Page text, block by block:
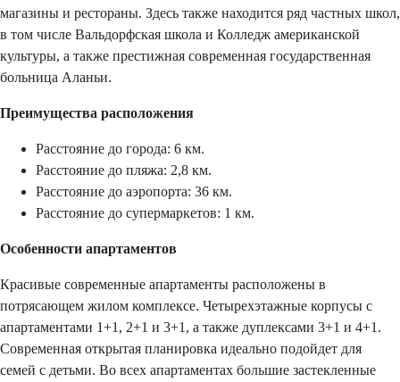
магазины и рестораны. Здесь также находится ряд частных школ,
в том числе Вальдорфская школа и Колледж американской
культуры, а также престижная современная государственная
больница Аланьи.
Преимущества расположения
Расстояние до города: 6 км.
Расстояние до пляжа: 2,8 км.
Расстояние до аэропорта: 36 км.
Расстояние до супермаркетов: 1 км.
Особенности апартаментов
Красивые современные апартаменты расположены в
потрясающем жилом комплексе. Четырехэтажные корпусы с
апартаментами 1+1, 2+1 и 3+1, а также дуплексами 3+1 и 4+1.
Современная открытая планировка идеально подойдет для
семей с детьми. Во всех апартаментах большие застекленные